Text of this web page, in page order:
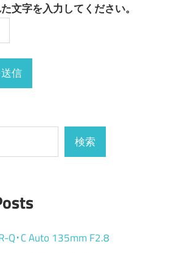
文字を入力してください。
検索
Q･C Auto 135mm F2.8